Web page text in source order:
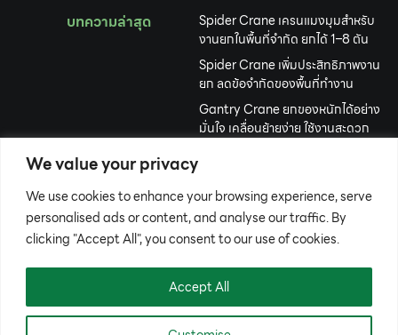
We value your privacy
We use cookies to enhance your browsing experience, serve
personalised ads or content, and analyse our traffic. By
clicking "Accept All", you consent to our use of cookies.
Accept All
บทความล่าสุด
Spider Crane เครนแมงมุมสำหรับ
งานยกในพื้นที่จำกัด ยกได้ 1–8 ตัน
Spider Crane เพิ่มประสิทธิภาพงาน
ยก ลดข้อจำกัดของพื้นที่ทำงาน
Gantry Crane ยกของหนักได้อย่าง
มั่นใจ เคลื่อนย้ายง่าย ใช้งานสะดวก
รถขุดตีนตะขาบขนาดเล็ก ทางเลือก
งานขุดที่คล่องตัว ประหยัด และคุ้มค่า
เครื่องเชื่อมเลเซอร์ (Laser